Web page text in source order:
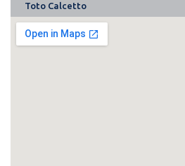
Toto Calcetto